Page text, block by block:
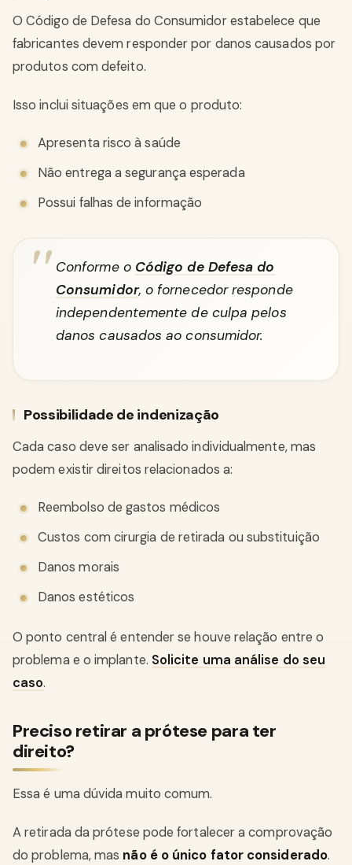
O Código de Defesa do Consumidor estabelece que
fabricantes devem responder por danos causados por
produtos com defeito.
Isso inclui situações em que o produto:
Apresenta risco à saúde
Não entrega a segurança esperada
Possui falhas de informação
Conforme o Código de Defesa do
Consumidor, o fornecedor responde
independentemente de culpa pelos
danos causados ao consumidor.
Possibilidade de indenização
Cada caso deve ser analisado individualmente, mas
podem existir direitos relacionados a:
Reembolso de gastos médicos
Custos com cirurgia de retirada ou substituição
Danos morais
Danos estéticos
O ponto central é entender se houve relação entre o
problema e o implante. Solicite uma análise do seu
caso.
Preciso retirar a prótese para ter
direito?
Essa é uma dúvida muito comum.
A retirada da prótese pode fortalecer a comprovação
do problema, mas não é o único fator considerado.